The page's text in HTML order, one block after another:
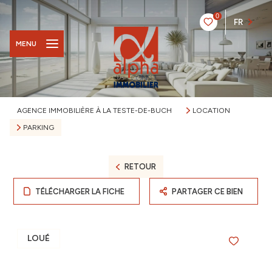
0
FR
MENU
AGENCE IMMOBILIÈRE À LA TESTE-DE-BUCH
LOCATION
PARKING
RETOUR
TÉLÉCHARGER LA FICHE PARTAGER CE BIEN
LOUÉ